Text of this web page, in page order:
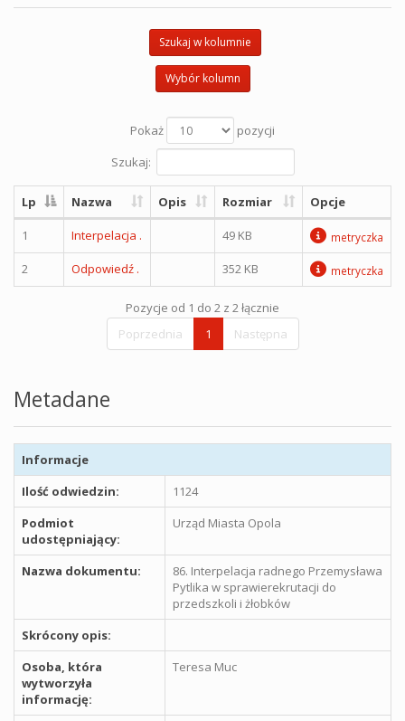
Szukaj w kolumnie
Wybór kolumn
Pokaż
pozycji
Szukaj:
Lp Nazwa Opis Rozmiar Opcje
1 Interpelacja . 49 KB metryczka
2 Odpowiedź . 352 KB metryczka
Pozycje od 1 do 2 z 2 łącznie
Poprzednia
1 Następna
Metadane
Informacje
Ilość odwiedzin:
1124
Podmiot
udostępniający:
Urząd Miasta Opola
Nazwa dokumentu:
86. Interpelacja radnego Przemysława
Pytlika w sprawierekrutacji do
przedszkoli i żłobków
Skrócony opis:
Osoba, która
wytworzyła
informację:
Teresa Muc